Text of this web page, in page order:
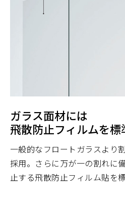
ガラス面材には
飛散防止フィルムを標
一般的なフロートガラスより
採用。さらに万が一の割れに
止する飛散防止フィルム貼を